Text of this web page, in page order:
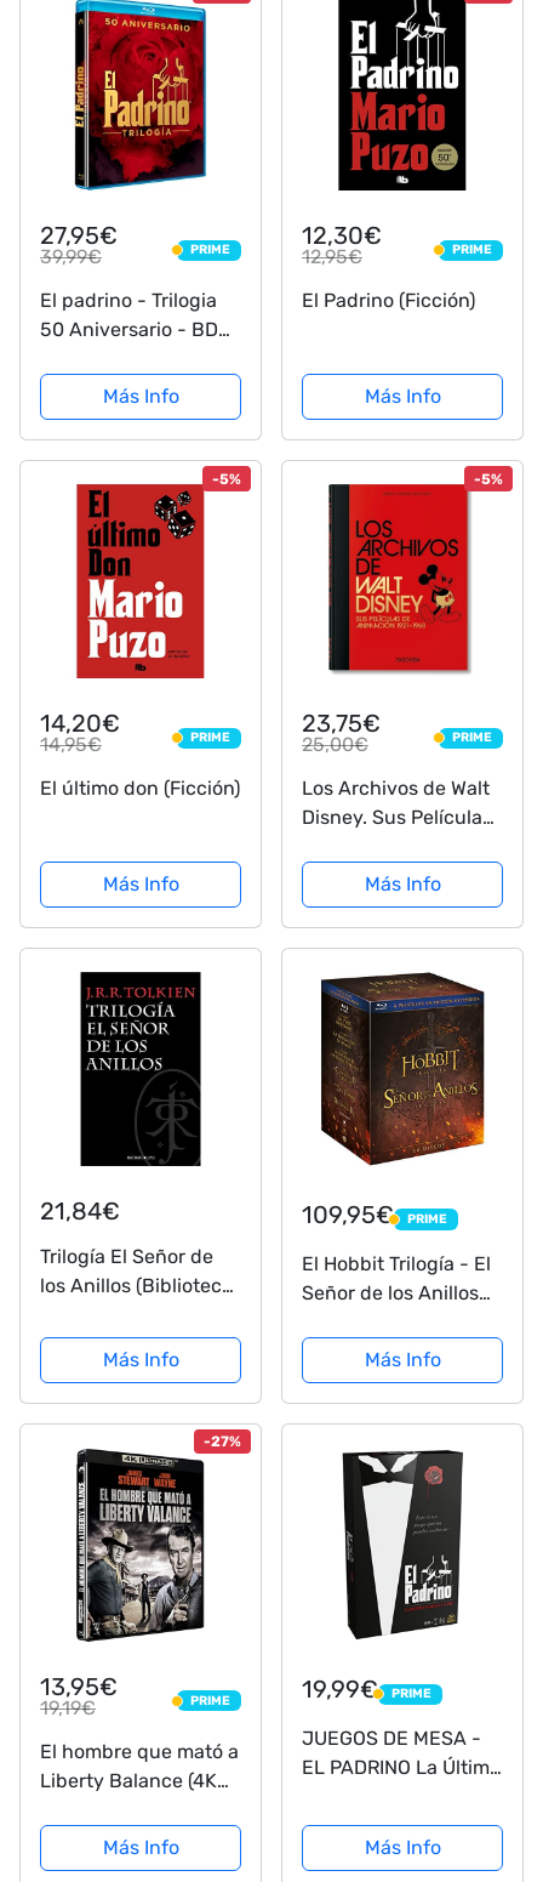
27,95€
39,99€ PRIME
PRIME
El padrino - Trilogia
50 Aniversario - BD
Más Info
12,30€
12,95€ PRIME
PRIME
El Padrino (Ficción)
Más Info
-5%
14,20€
14,95€ PRIME
PRIME
El último don (Ficción)
Más Info
-5%
23,75€
25,00€ PRIME
PRIME
Los Archivos de Walt
Disney. Sus Películas
1968. 40th Ed.
Más Info
21,84€
Trilogía El Señor de
los Anillos (Biblioteca
Más Info
109,95€ PRIME
PRIME
El Hobbit Trilogía - El
Señor de los Anillos
[Blu-ray]Más Info
-27%
13,95€
19,19€ PRIME
PRIME
El hombre que mató a
Liberty Balance (4K
Más Info
19,99€ PRIME
PRIME
JUEGOS DE MESA -
EL PADRINO La Última
Juego Familiar
Divertido - 3-6
Más Info